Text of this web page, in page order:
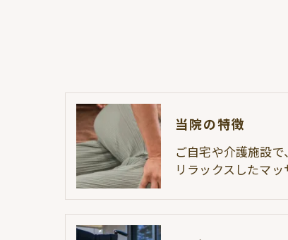
当院の特徴
ご自宅や介護施設
リラックスしたマ